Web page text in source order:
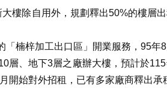
樓除自用外，規劃釋出50%的樓層
楠梓加工出口區」開業服務，95年
層、地下3層之廠辦大樓，預計於
始對外招租，已有多家廠商釋出承